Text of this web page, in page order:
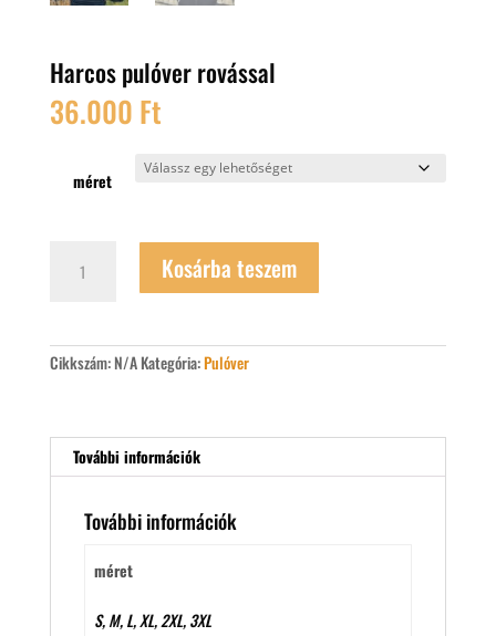
Harcos pulóver rovással
36.000 Ft
méret
pulóver
Kosárba teszem
Cikkszám:N/A Kategória:Pulóver
További információk
További információk
méret
S, M, L, XL, 2XL, 3XL